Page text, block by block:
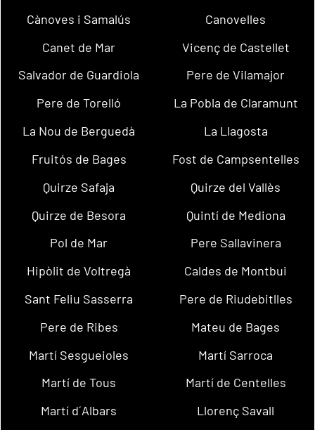
Cànoves i Samalús
Canovelles
Canet de Mar
Vicenç de Castellet
Salvador de Guardiola
Pere de Vilamajor
Pere de Torelló
La Pobla de Claramunt
La Nou de Berguedà
La Llagosta
Fruitós de Bages
Fost de Campsentelles
Quirze Safaja
Quirze del Vallès
Quirze de Besora
Quintí de Mediona
Pol de Mar
Pere Sallavinera
Hipòlit de Voltregà
Caldes de Montbui
Sant Feliu Sasserra
Pere de Riudebitlles
Pere de Ribes
Mateu de Bages
Martí Sesgueioles
Martí Sarroca
Martí de Tous
Martí de Centelles
Martí d´Albars
Llorenç Savall